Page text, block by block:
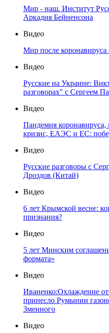
Мир - наш. Институт
Аркадия Бейненсона
Видео
Мир после коронавируса
Видео
Русские на Украине:
разговорах" с Сергеем
Видео
Пандемия
кризис, ЕАЭС и ЕС:
Видео
Русские разговоры с
Дроздов (Китай)
Видео
6 лет Крымской весне:
признания?
Видео
5 лет Минским
формата»
Видео
Иваненко:Охлаждение
принесло Румынии
Змеиного
Видео